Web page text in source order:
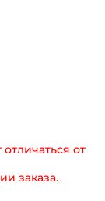
от
заказа.